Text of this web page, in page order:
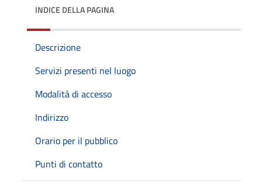
INDICE DELLA PAGINA
Descrizione
Servizi presenti nel luogo
Modalità di accesso
Indirizzo
Orario per il pubblico
Punti di contatto